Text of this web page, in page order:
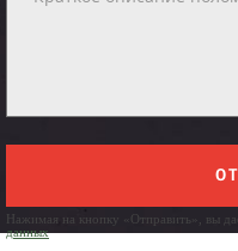
Нажимая на кнопку «Отправить», вы
данных